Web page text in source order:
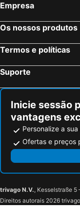
Empresa
Os nossos produtos
Termos e políticas
Suporte
Inicie sessão
vantagens
Personalize a
Ofertas e preços
trivago N.V., Kesselstraße 5
Direitos autorais 2026